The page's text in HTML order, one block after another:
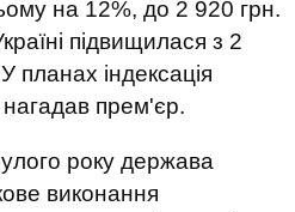
на 12%, до 2 920 грн.
підвищилася з 2
планах індексація
нагадав прем'єр.
року держава
виконання